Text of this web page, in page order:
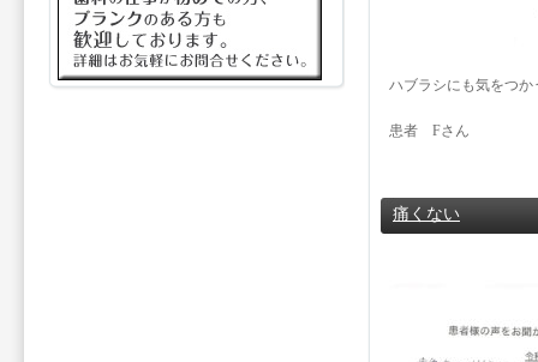
ハブラシにも気をつ
患者 Fさん
痛くない